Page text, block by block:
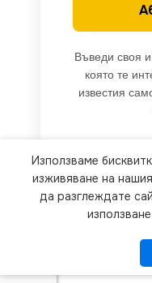
Въведи своя
която те
известия
We use cookies to
website. By
our
ПОВЕЧЕ
V-TAC
Лента
Използваме
изживяване на
да разглеждате